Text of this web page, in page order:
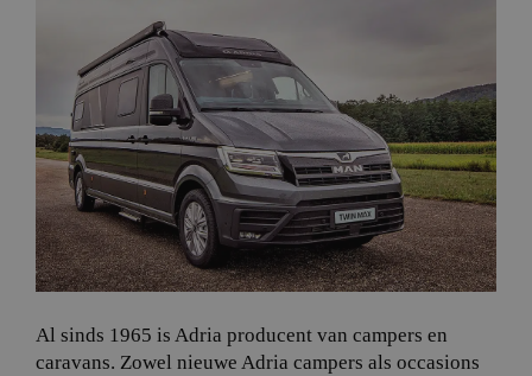
Al sinds 1965 is Adria producent van campers en
caravans. Zowel nieuwe Adria campers als occasions